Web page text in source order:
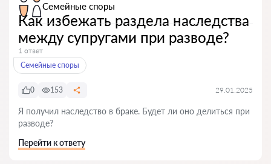
Семейные споры
Как избежать раздела наследства
между супругами при разводе?
1 ответ
Семейные споры
0 153 29.01.2025
Я получил наследство в браке. Будет ли оно делиться при
разводе?
Перейти к ответу